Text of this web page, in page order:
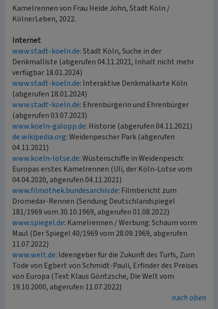
Kamelrennen von Frau Heide John, Stadt Köln /
KölnerLeben, 2022.
Internet
www.stadt-koeln.de: Stadt Köln, Suche in der
Denkmalliste (abgerufen 04.11.2021, Inhalt nicht mehr
verfügbar 18.01.2024)
www.stadt-koeln.de: Interaktive Denkmalkarte Köln
(abgerufen 18.01.2024)
www.stadt-koeln.de: Ehrenbürgerin und Ehrenbürger
(abgerufen 03.07.2023)
www.koeln-galopp.de: Historie (abgerufen 04.11.2021)
de.wikipedia.org: Weidenpescher Park (abgerufen
04.11.2021)
www.koeln-lotse.de: Wüstenschiffe in Weidenpesch:
Europas erstes Kamelrennen (Uli, der Köln-Lotse vom
04.04.2020, abgerufen 04.11.2021)
www.filmothek.bundesarchiv.de: Filmbericht zum
Dromedar-Rennen (Sendung Deutschlandspiegel
181/1969 vom 30.10.1969, abgerufen 01.08.2022)
www.spiegel.de: Kamelrennen / Werbung: Schaum vorm
Maul (Der Spiegel 40/1969 vom 28.09.1969, abgerufen
11.07.2022)
www.welt.de: Ideengeber für die Zukunft des Turfs, Zum
Tode von Egbert von Schmidt-Pauli, Erfinder des Preises
von Europa (Text Klaus Göntzsche, Die Welt vom
19.10.2000, abgerufen 11.07.2022)
nach oben